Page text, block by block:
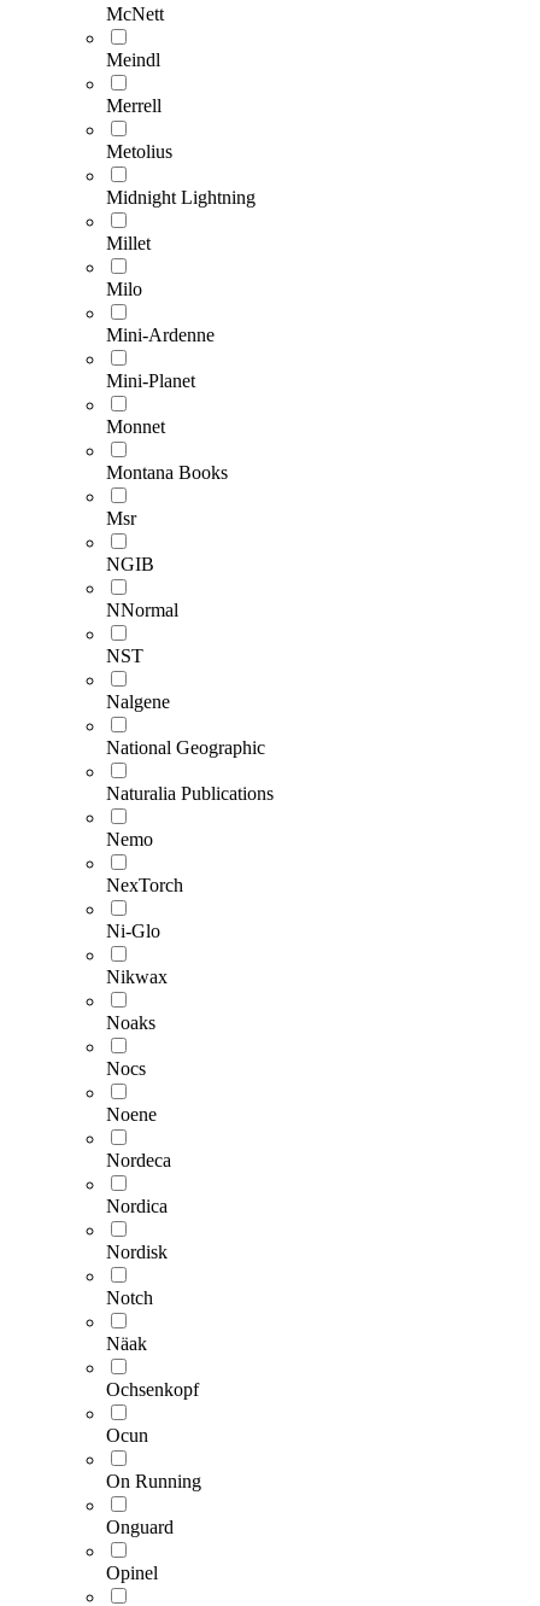
McNett
Meindl
Merrell
Metolius
Midnight Lightning
Millet
Milo
Mini-Ardenne
Mini-Planet
Monnet
Montana Books
Msr
NGIB
NNormal
NST
Nalgene
National Geographic
Naturalia Publications
Nemo
NexTorch
Ni-Glo
Nikwax
Noaks
Nocs
Noene
Nordeca
Nordica
Nordisk
Notch
Näak
Ochsenkopf
Ocun
On Running
Onguard
Opinel